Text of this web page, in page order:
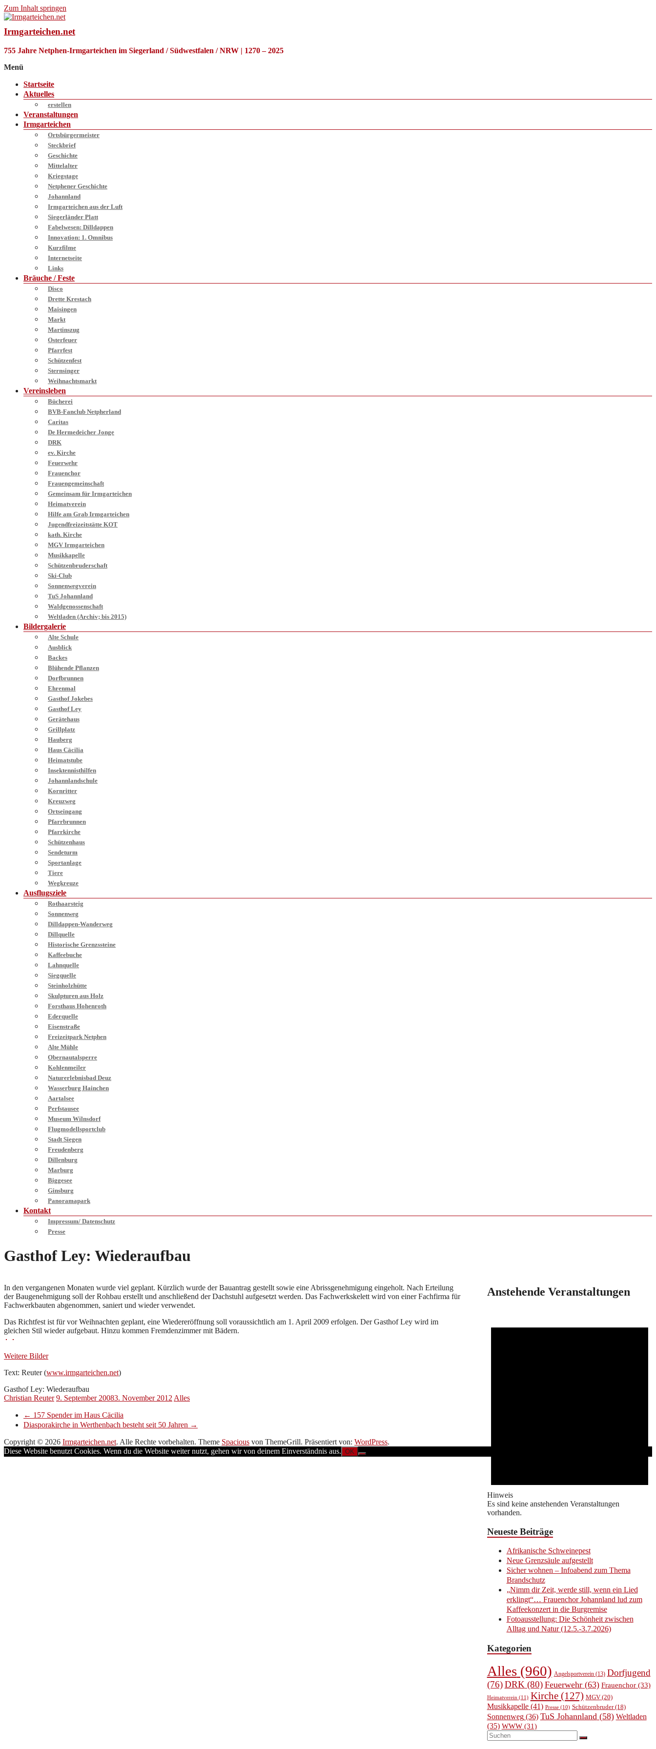
Zum Inhalt springen
Irmgarteichen.net
755 Jahre Netphen-Irmgarteichen im Siegerland / Südwestfalen / NRW | 1270 – 2025
Menü
Startseite
Aktuelles
erstellen
Veranstaltungen
Irmgarteichen
Ortsbürgermeister
Steckbrief
Geschichte
Mittelalter
Kriegstage
Netphener Geschichte
Johannland
Irmgarteichen aus der Luft
Siegerländer Platt
Fabelwesen: Dilldappen
Innovation: 1. Omnibus
Kurzfilme
Internetseite
Links
Bräuche / Feste
Disco
Drette Krestach
Maisingen
Markt
Martinszug
Osterfeuer
Pfarrfest
Schützenfest
Sternsinger
Weihnachtsmarkt
Vereinsleben
Bücherei
BVB-Fanclub Netpherland
Caritas
De Hermedeicher Jonge
DRK
ev. Kirche
Feuerwehr
Frauenchor
Frauengemeinschaft
Gemeinsam für Irmgarteichen
Heimatverein
Hilfe am Grab Irmgarteichen
Jugendfreizeitstätte KOT
kath. Kirche
MGV Irmgarteichen
Musikkapelle
Schützenbruderschaft
Ski-Club
Sonnenwegverein
TuS Johannland
Waldgenossenschaft
Weltladen (Archiv; bis 2015)
Bildergalerie
Alte Schule
Ausblick
Backes
Blühende Pflanzen
Dorfbrunnen
Ehrenmal
Gasthof Jokebes
Gasthof Ley
Gerätehaus
Grillplatz
Hauberg
Haus Cäcilia
Heimatstube
Insektennisthilfen
Johannlandschule
Kornritter
Kreuzweg
Ortseingang
Pfarrbrunnen
Pfarrkirche
Schützenhaus
Sendeturm
Sportanlage
Tiere
Wegkreuze
Ausflugsziele
Rothaarsteig
Sonnenweg
Dilldappen-Wanderweg
Dillquelle
Historische Grenzssteine
Kaffeebuche
Lahnquelle
Siegquelle
Steinholzhütte
Skulpturen aus Holz
Forsthaus Hohenroth
Ederquelle
Eisenstraße
Freizeitpark Netphen
Alte Mühle
Obernautalsperre
Kohlenmeiler
Naturerlebnisbad Deuz
Wasserburg Hainchen
Aartalsee
Perfstausee
Museum Wilnsdorf
Flugmodellsportclub
Stadt Siegen
Freudenberg
Dillenburg
Marburg
Biggesee
Ginsburg
Panoramapark
Kontakt
Impressum/ Datenschutz
Presse
Gasthof Ley: Wiederaufbau
In den vergangenen Monaten wurde viel geplant. Kürzlich wurde der Bauantrag gestellt sowie eine Abrissgenehmigung eingeholt. Nach Erteilung
der Baugenehmigung soll der Rohbau erstellt und anschließend der Dachstuhl aufgesetzt werden. Das Fachwerkskelett wird von einer Fachfirma für
Fachwerkbauten abgenommen, saniert und wieder verwendet.
Das Richtfest ist für vor Weihnachten geplant, eine Wiedereröffnung soll voraussichtlich am 1. April 2009 erfolgen. Der Gasthof Ley wird im
gleichen Stil wieder aufgebaut. Hinzu kommen Fremdenzimmer mit Bädern.
Weitere Bilder
Text: Reuter (www.irmgarteichen.net)
Gasthof Ley: Wiederaufbau
Christian Reuter 9. September 20083. November 2012 Alles
← 157 Spender im Haus Cäcilia
Diasporakirche in Werthenbach besteht seit 50 Jahren →
Anstehende Veranstaltungen
Hinweis
Es sind keine anstehenden Veranstaltungen
vorhanden.
Neueste Beiträge
Afrikanische Schweinepest
Neue Grenzsäule aufgestellt
Sicher wohnen – Infoabend zum Thema
Brandschutz
„Nimm dir Zeit, werde still, wenn ein Lied
erklingt“… Frauenchor Johannland lud zum
Kaffeekonzert in die Burgremise
Fotoausstellung: Die Schönheit zwischen
Alltag und Natur (12.5.-3.7.2026)
Kategorien
Alles(960) Angelsportverein(13) Dorfjugend
(76) DRK (80) Feuerwehr(63) Frauenchor(33)
Heimatverein (11) Kirche(127) MGV(20)
Musikkapelle(41) Presse(10) Schützenbruder(18)
Sonnenweg(36) TuS Johannland (58) Weltladen
(35) WWW(31)
Copyright © 2026 Irmgarteichen.net. Alle Rechte vorbehalten. Theme Spacious von ThemeGrill. Präsentiert von: WordPress.
Diese Website benutzt Cookies. Wenn du die Website weiter nutzt, gehen wir von deinem Einverständnis aus. OK